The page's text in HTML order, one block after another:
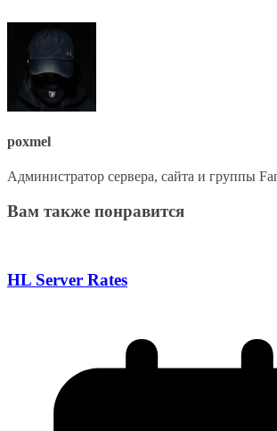
poxmel
Администратор сервера, сайта и группы
Вам также понравится
HL Server Rates